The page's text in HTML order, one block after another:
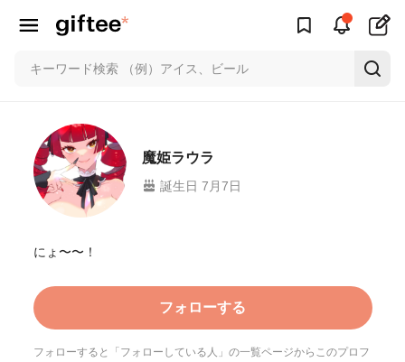
魔姫ラウラ
誕生日 7月7日
にょ〜〜！
フォローする
フォローすると「フォローしている人」の一覧ページからこのプロフ